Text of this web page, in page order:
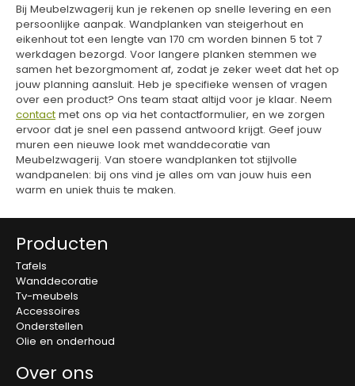
Bij Meubelzwagerij kun je rekenen op snelle levering en een
persoonlijke aanpak. Wandplanken van steigerhout en
eikenhout tot een lengte van 170 cm worden binnen 5 tot 7
werkdagen bezorgd. Voor langere planken stemmen we
samen het bezorgmoment af, zodat je zeker weet dat het op
jouw planning aansluit. Heb je specifieke wensen of vragen
over een product? Ons team staat altijd voor je klaar. Neem
contact met ons op via het contactformulier, en we zorgen
ervoor dat je snel een passend antwoord krijgt. Geef jouw
muren een nieuwe look met wanddecoratie van
Meubelzwagerij. Van stoere wandplanken tot stijlvolle
wandpanelen: bij ons vind je alles om van jouw huis een
warm en uniek thuis te maken.
Producten
Tafels
Wanddecoratie
Tv-meubels
Accessoires
Onderstellen
Olie en onderhoud
Over ons